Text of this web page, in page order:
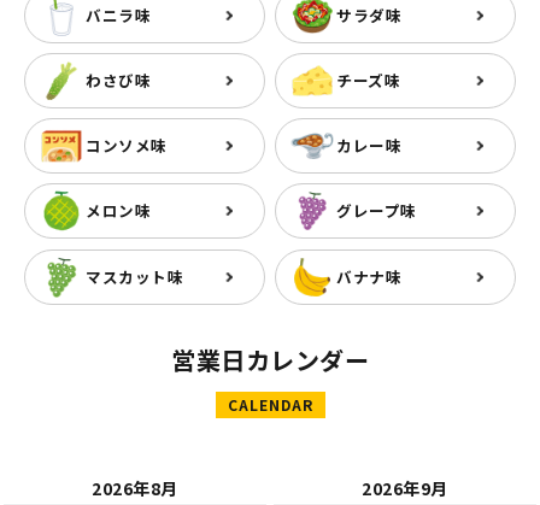
バニラ味 サラダ味
わさび味 チーズ味
コンソメ味 カレー味
メロン味 グレープ味
マスカット味 バナナ味
営業日カレンダー
CALENDAR
2026年8月
2026年9月